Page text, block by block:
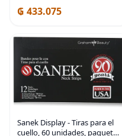
₲ 433.075
Sanek Display - Tiras para el
cuello, 60 unidades, paquete